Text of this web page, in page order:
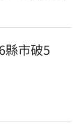
縣市破5